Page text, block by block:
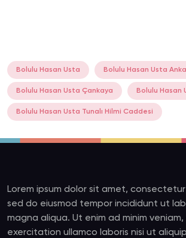
Bolulu Hasan Usta Bolulu Hasan Usta
Bolulu Hasan Usta Çankaya Bolulu Hasan
Bolulu Hasan Usta Tunalı Hilmi Caddesi
Lorem ipsum dolor sit amet,
sed do eiusmod tempor incididunt ut
magna aliqua. Ut enim ad minim veniam,
exercitation ullamco laboris nisi ut